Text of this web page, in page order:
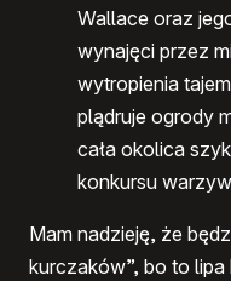
Wallace oraz
wynajęci przez
wytropienia
plądruje ogrody
cała okolica
konkursu
Mam nadzieję, że
kurczaków”, bo to